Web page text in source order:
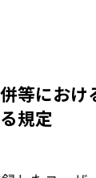
等におけ
規定